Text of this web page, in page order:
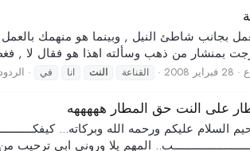
بجانب شاطئ النيل , وبينما هو منهمك
بمنشار من ذهب وسألته اهذا هو فقال لا ,
28 فبراير 2008 القناعة النت انا في
على النت حق المطار هههههه
السلام عليكم ورحمه الله وبركاته...
المهم يلا وروني ابي ترحيب